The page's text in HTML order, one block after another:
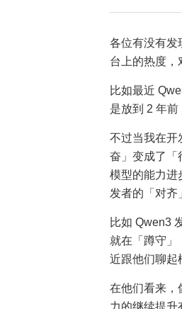
各位有没有发
台上的热度，
比如最近
是放到 2 年前
不过当我在开
奋」变成了
模型的能力进
发者的「对齐
比如 Qwen3
就在「蹲守」
近跟他们聊起
在他们看来，
力的继续提